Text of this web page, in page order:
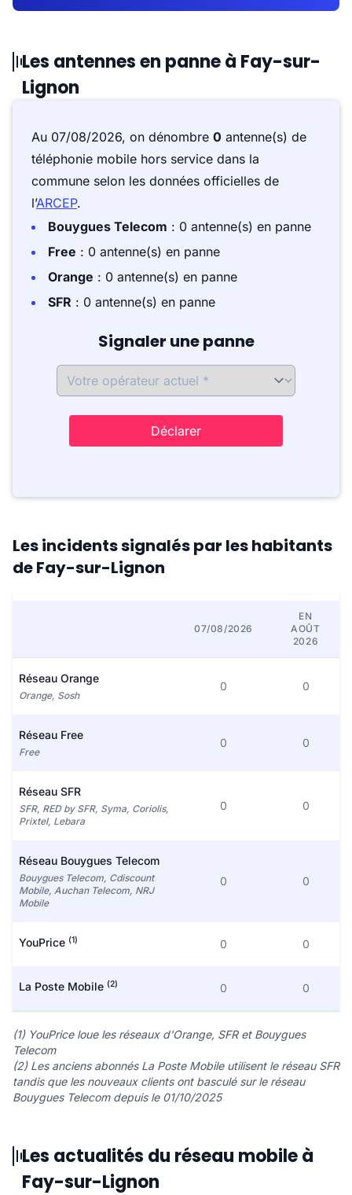
Les antennes en panne à Fay-sur-
Lignon
Au 07/08/2026, on dénombre 0 antenne(s) de
téléphonie mobile hors service dans la
commune selon les données officielles de
l’ARCEP.
Bouygues Telecom : 0 antenne(s) en panne
Free : 0 antenne(s) en panne
Orange : 0 antenne(s) en panne
SFR : 0 antenne(s) en panne
Signaler une panne
Déclarer
Les incidents signalés par les habitants
de Fay-sur-Lignon
07/08/2026
EN
AOÛT
2026
Réseau Orange
Orange, Sosh
0 0
Réseau Free
Free
0 0
Réseau SFR
SFR, RED by SFR, Syma, Coriolis,
Prixtel, Lebara
0 0
Réseau Bouygues Telecom
Bouygues Telecom, Cdiscount
Mobile, Auchan Telecom, NRJ
Mobile
0 0
YouPrice (1) 0 0
La Poste Mobile (2) 0 0
(1) YouPrice loue les réseaux d'Orange, SFR et Bouygues
Telecom
(2) Les anciens abonnés La Poste Mobile utilisent le réseau SFR
tandis que les nouveaux clients ont basculé sur le réseau
Bouygues Telecom depuis le 01/10/2025
Les actualités du réseau mobile à
Fay-sur-Lignon